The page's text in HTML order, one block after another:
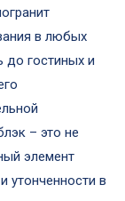
в любых
до гостиных и
– это не
элемент
утонченности в